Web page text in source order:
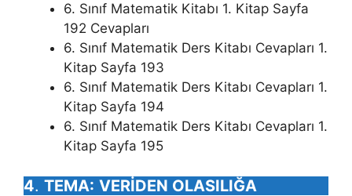
6. Sınıf Matematik Kitabı 1. Kitap Sayfa
192 Cevapları
6. Sınıf Matematik Ders Kitabı Cevapları 1.
Kitap Sayfa 193
6. Sınıf Matematik Ders Kitabı Cevapları 1.
Kitap Sayfa 194
6. Sınıf Matematik Ders Kitabı Cevapları 1.
Kitap Sayfa 195
4. TEMA: VERİDEN OLASILIĞA